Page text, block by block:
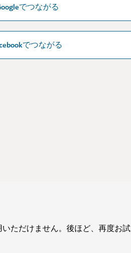
でつながる
でつながる
ただけません。後ほど、再度お試